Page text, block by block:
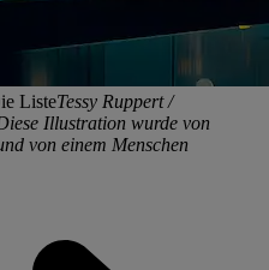
ListeTessy Ruppert /
Illustration wurde von
von einem Menschen